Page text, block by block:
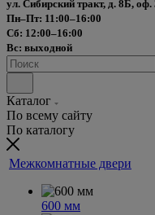
ул. Сибирский тракт, д. 8Б, оф.
Пн–Пт: 11:00–16:00
Сб: 12:00–16:00
Вс: выходной
Каталог
По всему сайту
По каталогу
Межкомнатные двери
600 мм